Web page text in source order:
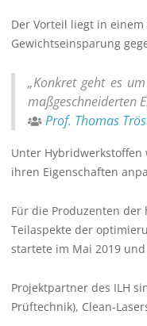
Der Vorteil liegt in
Gewichtseinsparung
„Konkret geht es
maßgeschneiderten
Prof. Thomas
Unter
ihren Eigenschaften
Für die Produzenten
Teilaspekte der
startete im Mai 2019
Projektpartner des ILH
Prüftechnik), Clean-